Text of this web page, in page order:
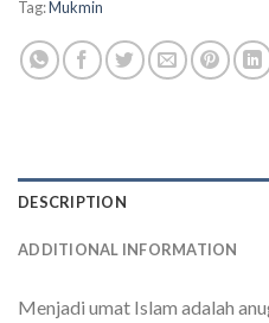
Tag:Mukmin
DESCRIPTION
ADDITIONAL INFORMATION
Menjadi umat Islam adalah